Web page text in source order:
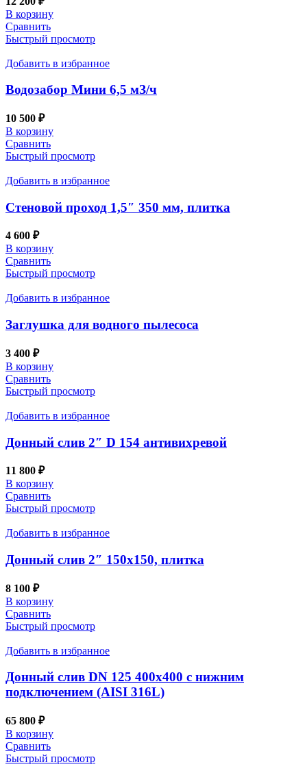
В корзину
Сравнить
Быстрый просмотр
Добавить в избранное
Водозабор Мини 6,5 мЗ/ч
10 500 ₽
В корзину
Сравнить
Быстрый просмотр
Добавить в избранное
Стеновой проход 1,5″ 350 мм, плитка
4 600 ₽
В корзину
Сравнить
Быстрый просмотр
Добавить в избранное
Заглушка для водного пылесоса
3 400 ₽
В корзину
Сравнить
Быстрый просмотр
Добавить в избранное
Донный слив 2″ D 154 антивихревой
11 800 ₽
В корзину
Сравнить
Быстрый просмотр
Добавить в избранное
Донный слив 2″ 150х150, плитка
8 100 ₽
В корзину
Сравнить
Быстрый просмотр
Добавить в избранное
Донный слив DN 125 400х400 с нижним
подключением (AISI 316L)
65 800 ₽
В корзину
Сравнить
Быстрый просмотр